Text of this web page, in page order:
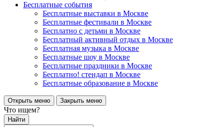
Бесплатные события
Бесплатные выставки в Москве
Бесплатные фестивали в Москве
Бесплатно с детьми в Москве
Бесплатный активный отдых в Москве
Бесплатная музыка в Москве
Бесплатные шоу в Москве
Бесплатные праздники в Москве
Бесплатно! стендап в Москве
Бесплатные образование в Москве
Открыть меню Закрыть меню
Что ищем?
Найти